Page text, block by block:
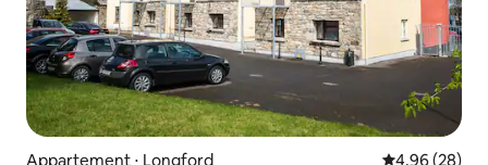
Appartement ⋅ Longford Évaluation
4,96 (28)